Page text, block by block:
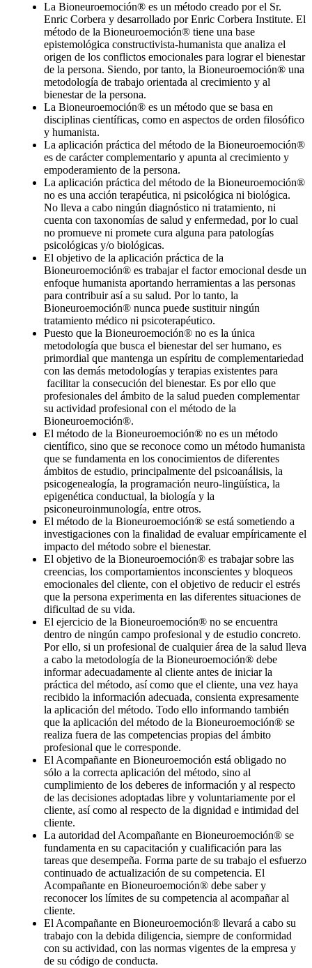
La Bioneuroemoción® es un método creado por el Sr.
Enric Corbera y desarrollado por Enric Corbera Institute. El
método de la Bioneuroemoción® tiene una base
epistemológica constructivista-humanista que analiza el
origen de los conflictos emocionales para lograr el bienestar
de la persona. Siendo, por tanto, la Bioneuroemoción® una
metodología de trabajo orientada al crecimiento y al
bienestar de la persona.
La Bioneuroemoción® es un método que se basa en
disciplinas científicas, como en aspectos de orden filosófico
y humanista.
La aplicación práctica del método de la Bioneuroemoción®
es de carácter complementario y apunta al crecimiento y
empoderamiento de la persona.
La aplicación práctica del método de la Bioneuroemoción®
no es una acción terapéutica, ni psicológica ni biológica.
No lleva a cabo ningún diagnóstico ni tratamiento, ni
cuenta con taxonomías de salud y enfermedad, por lo cual
no promueve ni promete cura alguna para patologías
psicológicas y/o biológicas.
El objetivo de la aplicación práctica de la
Bioneuroemoción® es trabajar el factor emocional desde un
enfoque humanista aportando herramientas a las personas
para contribuir así a su salud. Por lo tanto, la
Bioneuroemoción® nunca puede sustituir ningún
tratamiento médico ni psicoterapéutico.
Puesto que la Bioneuroemoción® no es la única
metodología que busca el bienestar del ser humano, es
primordial que mantenga un espíritu de complementariedad
con las demás metodologías y terapias existentes para
facilitar la consecución del bienestar. Es por ello que
profesionales del ámbito de la salud pueden complementar
su actividad profesional con el método de la
Bioneuroemoción®.
El método de la Bioneuroemoción® no es un método
científico, sino que se reconoce como un método humanista
que se fundamenta en los conocimientos de diferentes
ámbitos de estudio, principalmente del psicoanálisis, la
psicogenealogía, la programación neuro-lingüística, la
epigenética conductual, la biología y la
psiconeuroinmunología, entre otros.
El método de la Bioneuroemoción® se está sometiendo a
investigaciones con la finalidad de evaluar empíricamente el
impacto del método sobre el bienestar.
El objetivo de la Bioneuroemoción® es trabajar sobre las
creencias, los comportamientos inconscientes y bloqueos
emocionales del cliente, con el objetivo de reducir el estrés
que la persona experimenta en las diferentes situaciones de
dificultad de su vida.
El ejercicio de la Bioneuroemoción® no se encuentra
dentro de ningún campo profesional y de estudio concreto.
Por ello, si un profesional de cualquier área de la salud lleva
a cabo la metodología de la Bioneuroemoción® debe
informar adecuadamente al cliente antes de iniciar la
práctica del método, así como que el cliente, una vez haya
recibido la información adecuada, consienta expresamente
la aplicación del método. Todo ello informando también
que la aplicación del método de la Bioneuroemoción® se
realiza fuera de las competencias propias del ámbito
profesional que le corresponde.
El Acompañante en Bioneuroemoción está obligado no
sólo a la correcta aplicación del método, sino al
cumplimiento de los deberes de información y al respecto
de las decisiones adoptadas libre y voluntariamente por el
cliente, así como al respecto de la dignidad e intimidad del
cliente.
La autoridad del Acompañante en Bioneuroemoción® se
fundamenta en su capacitación y cualificación para las
tareas que desempeña. Forma parte de su trabajo el esfuerzo
continuado de actualización de su competencia. El
Acompañante en Bioneuroemoción® debe saber y
reconocer los límites de su competencia al acompañar al
cliente.
El Acompañante en Bioneuroemoción® llevará a cabo su
trabajo con la debida diligencia, siempre de conformidad
con su actividad, con las normas vigentes de la empresa y
de su código de conducta.